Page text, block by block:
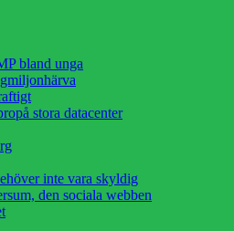
bland unga
stora datacenter
inte vara skyldig
den sociala webben